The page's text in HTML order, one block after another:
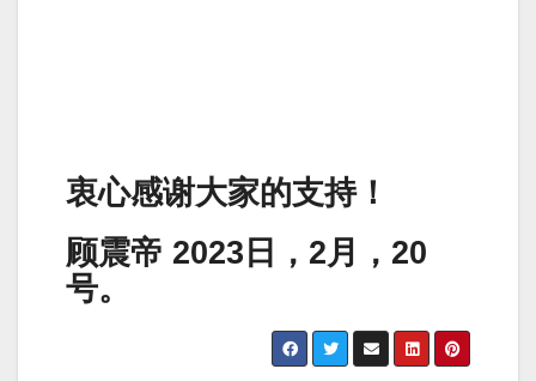
衷心感谢大家的支持！
顾震帝 2023日，2月，20
号。